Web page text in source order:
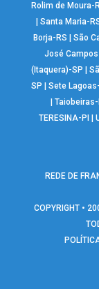
Rolim de Moura-
|Santa Maria-
Borja-RS
|São
José
(Itaquera)-SP
|
SP
|Sete
Taiobeiras-
TERESINA-PI
|
REDE DE
COPYRIGHT •